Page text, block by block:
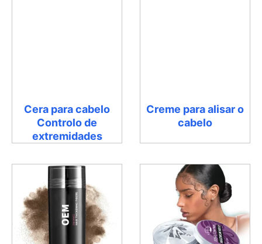
Cera para cabelo
Controlo de
extremidades
Creme para alisar o
cabelo